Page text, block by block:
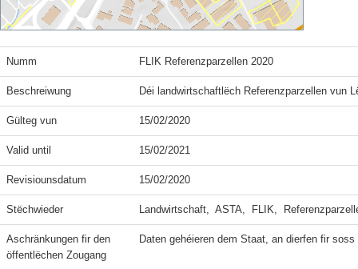
Numm FLIK Referenzparzellen 2020
Beschreiwung Déi landwirtschaftlëch Referenzparzellen vun
Gülteg vun 15/02/2020
Valid until 15/02/2021
Revisiounsdatum 15/02/2020
Stëchwieder Landwirtschaft,  ASTA,  FLIK,
Aschränkungen fir den
öffentlëchen Zougang
Daten gehéieren dem Staat, an dierfen fir